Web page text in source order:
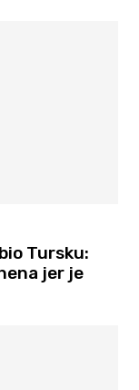
Tursku:
jer je